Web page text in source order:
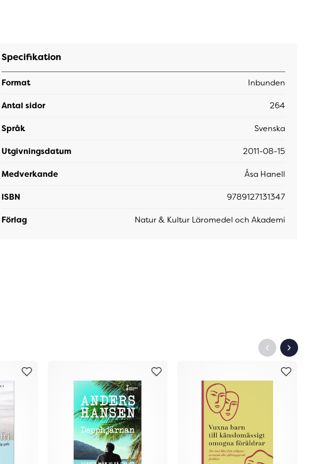
Specifikation
Format Inbunden
Antal sidor 264
Språk Svenska
Utgivningsdatum 2011-08-15
Medverkande Åsa Hanell
ISBN 9789127131347
Förlag Natur & Kultur Läromedel och Akademi